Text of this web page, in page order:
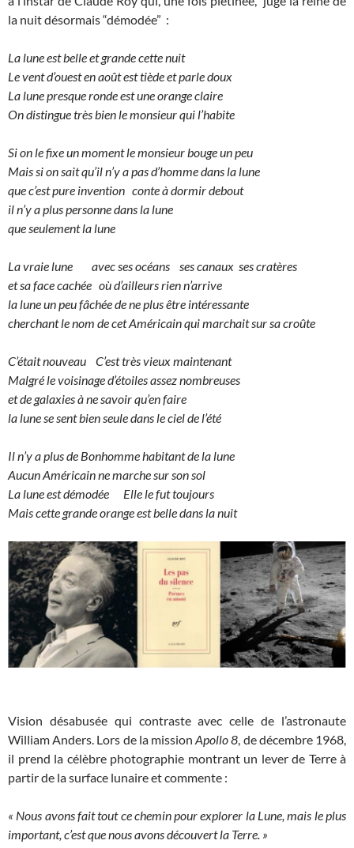
la nuit désormais “démodée” :
La lune est belle et grande cette nuit
Le vent d’ouest en août est tiède et parle doux
La lune presque ronde est une orange claire
On distingue très bien le monsieur qui l’habite
Si on le fixe un moment le monsieur bouge un peu
Mais si on sait qu’il n’y a pas d’homme dans la lune
que c’est pure invention conte à dormir debout
il n’y a plus personne dans la lune
que seulement la lune
La vraie lune avec ses océans ses canaux ses cratères
et sa face cachée où d’ailleurs rien n’arrive
la lune un peu fâchée de ne plus être intéressante
cherchant le nom de cet Américain qui marchait sur sa croûte
C’était nouveau C’est très vieux maintenant
Malgré le voisinage d’étoiles assez nombreuses
et de galaxies à ne savoir qu’en faire
la lune se sent bien seule dans le ciel de l’été
Il n’y a plus de Bonhomme habitant de la lune
Aucun Américain ne marche sur son sol
La lune est démodée Elle le fut toujours
Mais cette grande orange est belle dans la nuit
Vision désabusée qui contraste avec celle de l’astronaute
William Anders. Lors de la missionApollo 8, de décembre 1968,
il prend la célèbre photographie montrant un lever de Terre à
partir de la surface lunaire et commente :
« Nous avons fait tout ce chemin pour explorer la Lune, mais le plus
important, c’est que nous avons découvert la Terre. »